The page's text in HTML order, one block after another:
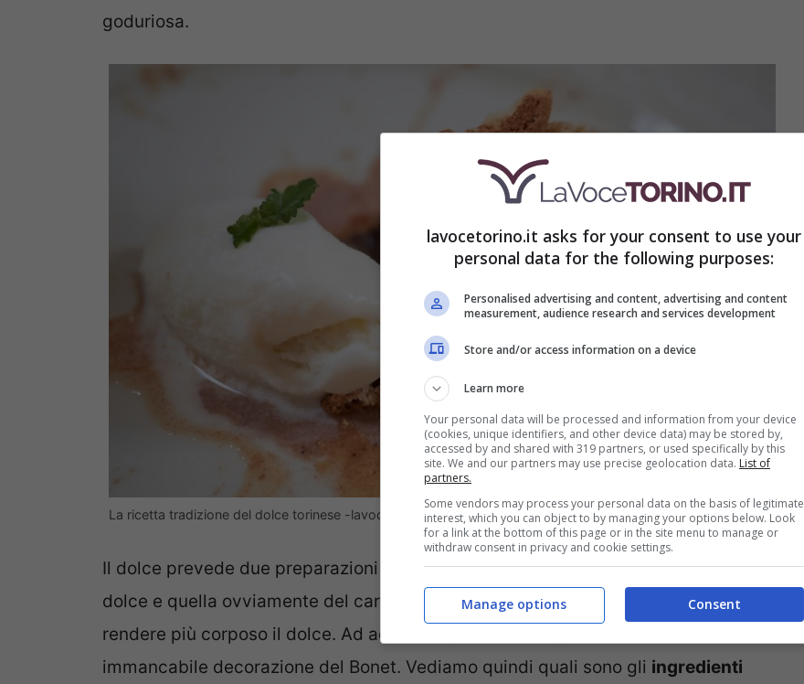
goduriosa.
La ricetta tradizione del dolce torinese -lavocetorino.it
Il dolce prevede due preparazioni separate: quella del budino che fa da base al
dolce e quella ovviamente del caramello aggiunto poi successivamente così da
rendere più corposo il dolce. Ad accompagnare il tutto gli amaretti, utilizzati come
immancabile decorazione del Bonet. Vediamo quindi quali sono gli ingredienti
lavocetorino.it asks for your consent to use your
personal data for the following purposes:
Personalised advertising and content, advertising and content
measurement, audience research and services development
Store and/or access information on a device
Learn more
Your personal data will be processed and information from your device
(cookies, unique identifiers, and other device data) may be stored by,
accessed by and shared with 319 partners, or used specifically by this
site. We and our partners may use precise geolocation data. List of
partners.
Some vendors may process your personal data on the basis of legitimate
interest, which you can object to by managing your options below. Look
for a link at the bottom of this page or in the site menu to manage or
withdraw consent in privacy and cookie settings.
Consent
Manage options